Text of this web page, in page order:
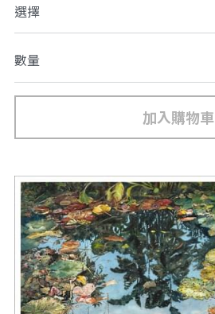
選擇
數量
加入購物車